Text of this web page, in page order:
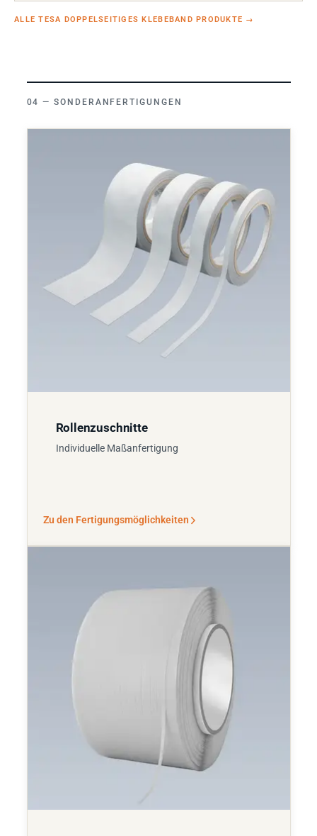
ALLE TESA DOPPELSEITIGES KLEBEBAND PRODUKTE →
SONDERANFERTIGUNGEN
Rollenzuschnitte
Individuelle Maßanfertigung
Zu den Fertigungsmöglichkeiten